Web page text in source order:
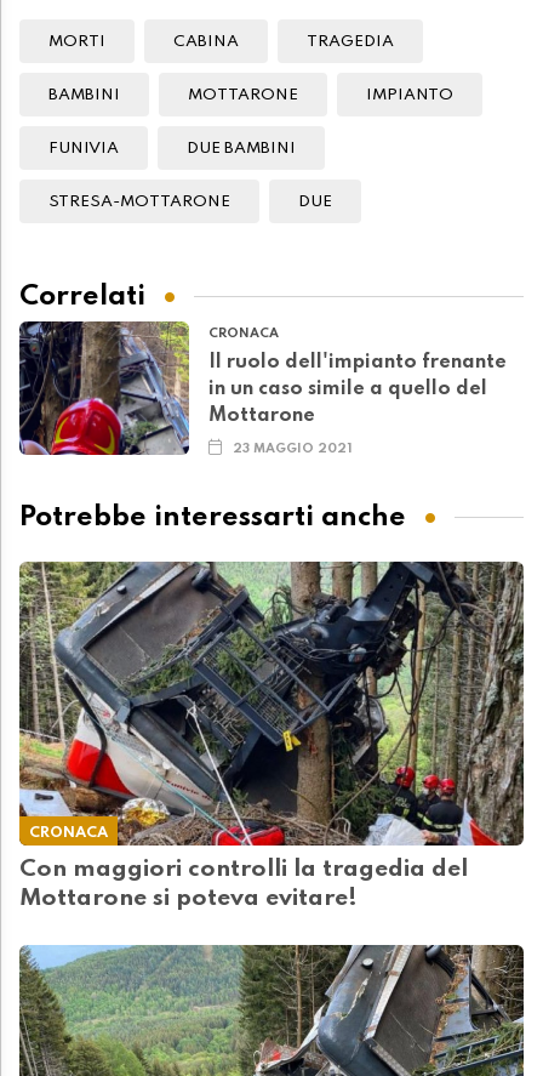
MORTI CABINA TRAGEDIA
BAMBINI MOTTARONE IMPIANTO
FUNIVIA DUE BAMBINI
STRESA-MOTTARONE DUE
Correlati
CRONACA
Il ruolo dell'impianto frenante
in un caso simile a quello del
Mottarone
23 MAGGIO 2021
Potrebbe interessarti anche
CRONACA
Con maggiori controlli la tragedia del
Mottarone si poteva evitare!